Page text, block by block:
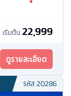
เริ่มต้น 22,999
ดูรายละเอียด
รหัส20286